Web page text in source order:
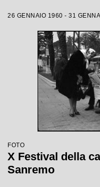
26 GENNAIO 1960 - 31
FOTO
X Festival della
Sanremo